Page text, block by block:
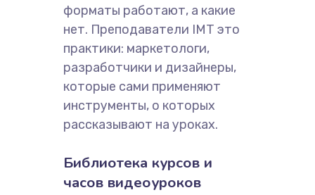
форматы работают, а какие
нет. Преподаватели IMT это
практики: маркетологи,
разработчики и дизайнеры,
которые сами применяют
инструменты, о которых
рассказывают на уроках.
Библиотека курсов и
часов видеоуроков